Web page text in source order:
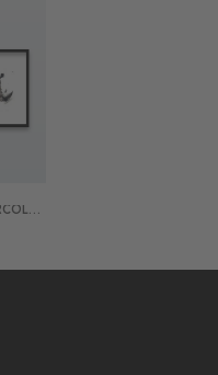
POSTER WATERCOLOR RHINO